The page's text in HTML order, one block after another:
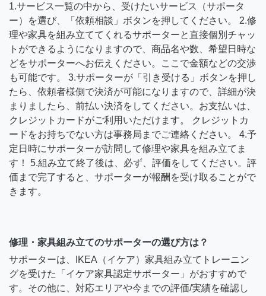
1.サービス一覧の中から、受けたいサービス（サポータ
ー）を選び、「依頼相談」ボタンを押してください。 2.修
理や家具を組み立ててくれるサポーターと直接個別チャッ
トができるようになりますので、商品名や数、希望日時な
どをサポーターへお伝えください。ここで金額などの交渉
も可能です。 3.サポーターが「引き受ける」ボタンを押し
たら、依頼者様側で決済が可能になりますので、詳細が決
まりましたら、前払い決済をしてください。お支払いは、
クレジットカードがご利用いただけます。 クレジットカ
ードをお持ちでない方は事務局までご連絡ください。 4.予
定日時にサポーターが訪問して修理や家具を組み立てま
す！ 5.組み立て終了後は、必ず、評価をしてください。評
価まで完了すると、サポーターが報酬を受け取ることがで
きます。
修理・家具組み立てのサポーターの選び方は？
サポーターは、IKEA（イケア）家具組み立てトレーニン
グを受けた「イケア家具認定サポーター」がおすすめで
す。その他に、対応エリアや今までの評価/実績を確認し